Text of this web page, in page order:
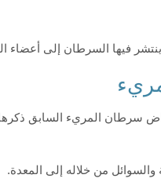
فيها السرطان إلى أعضاء
سرطان المريء السابق
من خلاله إلى المعدة.